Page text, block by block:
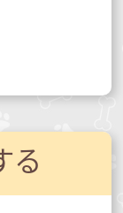
る